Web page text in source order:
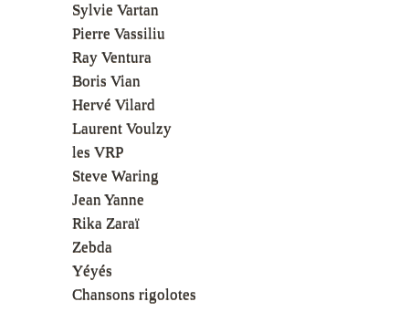
Sylvie Vartan
Pierre Vassiliu
Ray Ventura
Boris Vian
Hervé Vilard
Laurent Voulzy
les VRP
Steve Waring
Jean Yanne
Rika Zaraï
Zebda
Yéyés
Chansons rigolotes